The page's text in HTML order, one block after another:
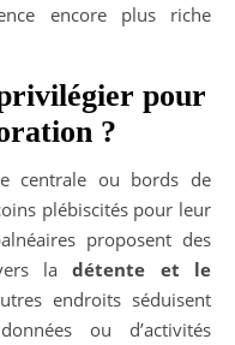
encore plus riche
pour
?
centrale ou bords de
plébiscités pour leur
proposent des
vers ladétente et le
endroits séduisent
ou d’activités